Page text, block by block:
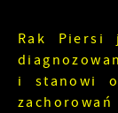
Rak Piersi
i stanowi